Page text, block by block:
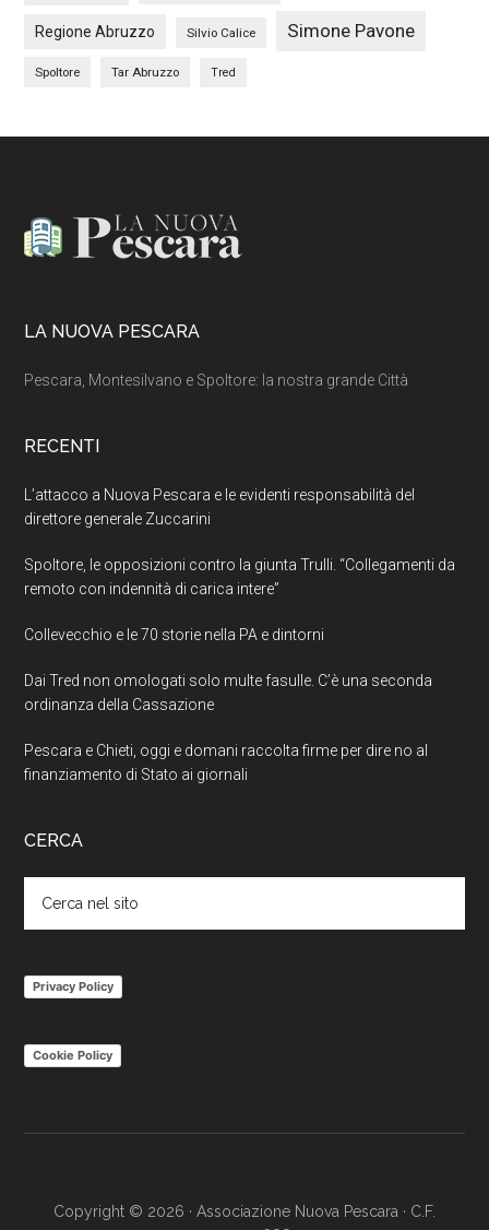
Regione Abruzzo Silvio Calice Simone Pavone
Spoltore Tar Abruzzo Tred
Footer
LA NUOVA PESCARA
Pescara, Montesilvano e Spoltore: la nostra grande Città
RECENTI
L’attacco a Nuova Pescara e le evidenti responsabilità del
direttore generale Zuccarini
Spoltore, le opposizioni contro la giunta Trulli. “Collegamenti da
remoto con indennità di carica intere”
Collevecchio e le 70 storie nella PA e dintorni
Dai Tred non omologati solo multe fasulle. C’è una seconda
ordinanza della Cassazione
Pescara e Chieti, oggi e domani raccolta firme per dire no al
finanziamento di Stato ai giornali
CERCA
nel
Privacy Policy
Cookie Policy
Copyright © 2026 · Associazione Nuova Pescara · C.F.